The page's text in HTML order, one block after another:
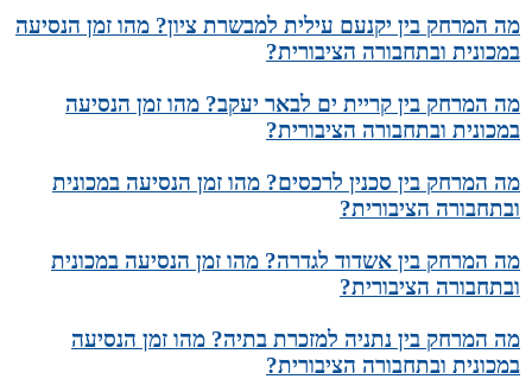
מה המרחק בין יקנעם עילית למבשרת ציון? מהו זמן הנסיעה
במכונית ובתחבורה הציבורית?
מה המרחק בין קריית ים לבאר יעקב? מהו זמן הנסיעה
במכונית ובתחבורה הציבורית?
מה המרחק בין סכנין לרכסים? מהו זמן הנסיעה במכונית
ובתחבורה הציבורית?
מה המרחק בין אשדוד לגדרה? מהו זמן הנסיעה במכונית
ובתחבורה הציבורית?
מה המרחק בין נתניה למזכרת בתיה? מהו זמן הנסיעה
במכונית ובתחבורה הציבורית?